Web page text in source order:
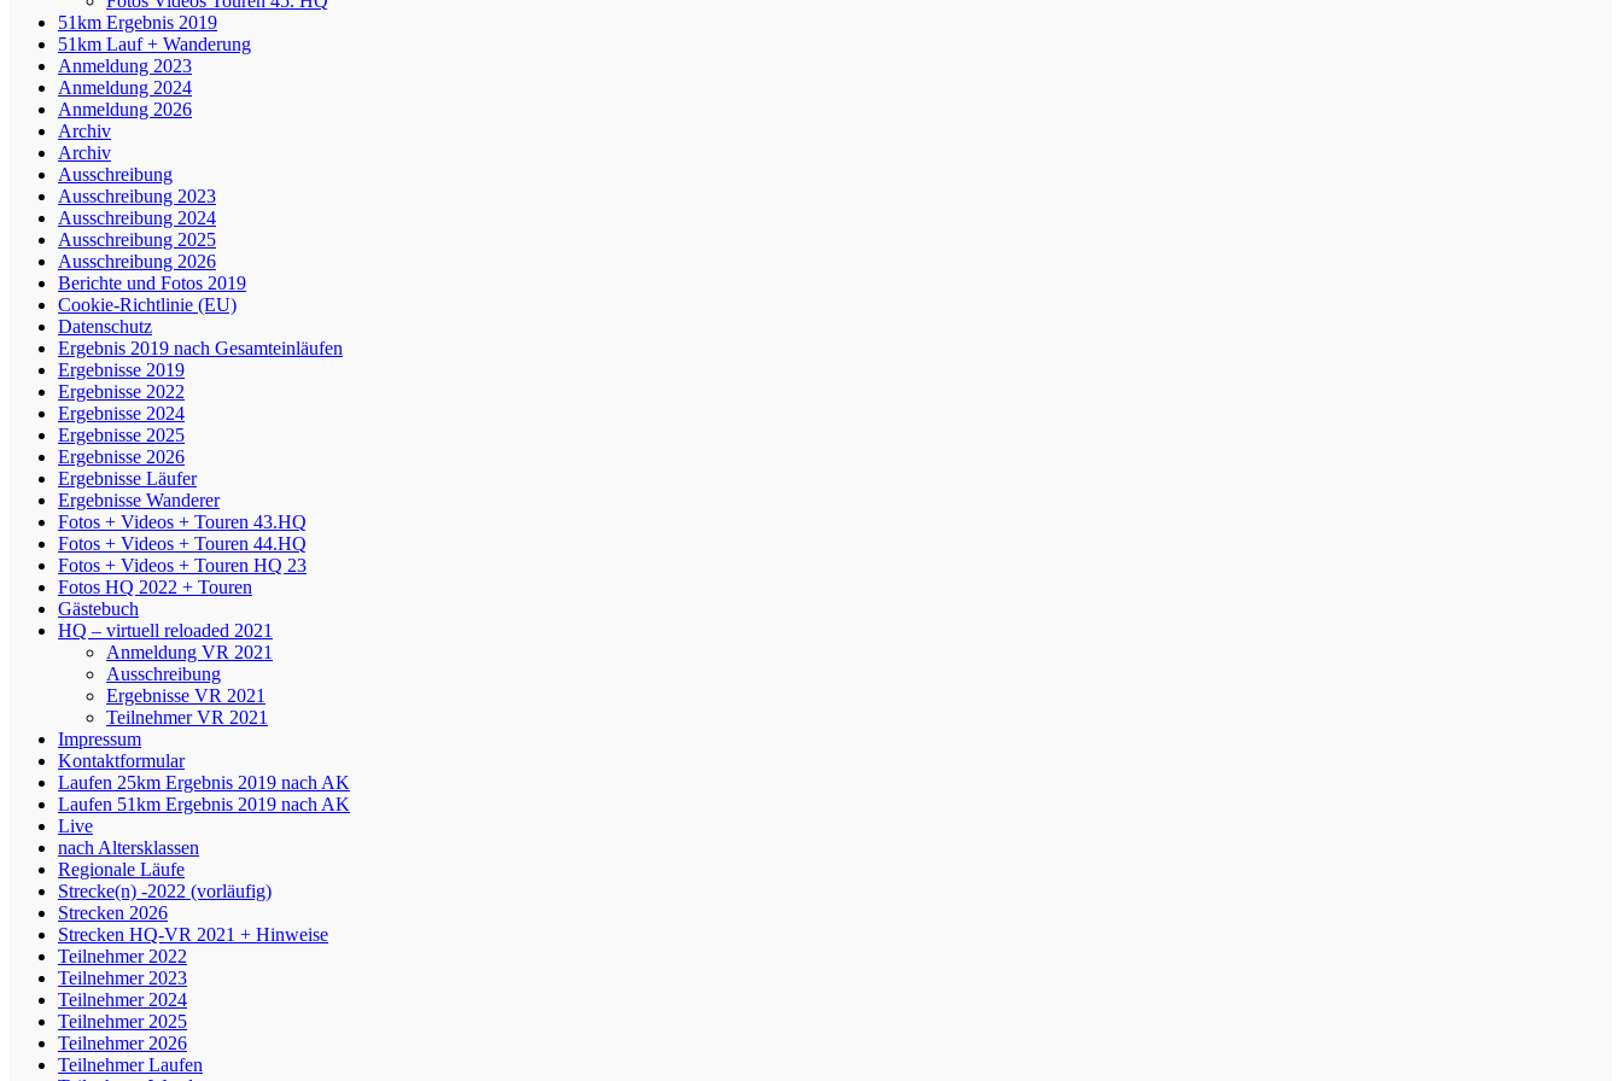
51km Ergebnis 2019
51km Lauf + Wanderung
Anmeldung 2023
Anmeldung 2024
Anmeldung 2026
Archiv
Archiv
Ausschreibung
Ausschreibung 2023
Ausschreibung 2024
Ausschreibung 2025
Ausschreibung 2026
Berichte und Fotos 2019
Cookie-Richtlinie (EU)
Datenschutz
Ergebnis 2019 nach Gesamteinläufen
Ergebnisse 2019
Ergebnisse 2022
Ergebnisse 2024
Ergebnisse 2025
Ergebnisse 2026
Ergebnisse Läufer
Ergebnisse Wanderer
Fotos + Videos + Touren 43.HQ
Fotos + Videos + Touren 44.HQ
Fotos + Videos + Touren HQ 23
Fotos HQ 2022 + Touren
Gästebuch
HQ – virtuell reloaded 2021
Anmeldung VR 2021
Ausschreibung
Ergebnisse VR 2021
Teilnehmer VR 2021
Impressum
Kontaktformular
Laufen 25km Ergebnis 2019 nach AK
Laufen 51km Ergebnis 2019 nach AK
Live
nach Altersklassen
Regionale Läufe
Strecke(n) -2022 (vorläufig)
Strecken 2026
Strecken HQ-VR 2021 + Hinweise
Teilnehmer 2022
Teilnehmer 2023
Teilnehmer 2024
Teilnehmer 2025
Teilnehmer 2026
Teilnehmer Laufen